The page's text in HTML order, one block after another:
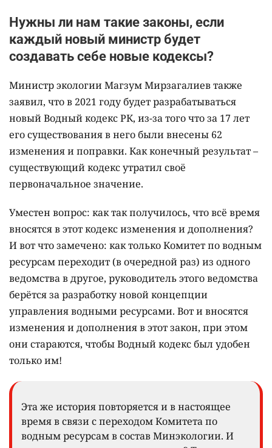
Нужны ли нам такие законы, если
каждый новый министр будет
создавать себе новые кодексы?
Министр экологии Магзум Мирзагалиев также
заявил, что в 2021 году будет разрабатываться
новый Водный кодекс РК, из-за того что за 17 лет
его существования в него были внесены 62
изменения и поправки. Как конечный результат –
существующий кодекс утратил своё
первоначальное значение.
Уместен вопрос: как так получилось, что всё время
вносятся в этот кодекс изменения и дополнения?
И вот что замечено: как только Комитет по водным
ресурсам переходит (в очередной раз) из одного
ведомства в другое, руководитель этого ведомства
берётся за разработку новой концепции
управления водными ресурсами. Вот и вносятся
изменения и дополнения в этот закон, при этом
они стараются, чтобы Водный кодекс был удобен
только им!
Эта же история повторяется и в настоящее
время в связи с переходом Комитета по
водным ресурсам в состав Минэкологии. И